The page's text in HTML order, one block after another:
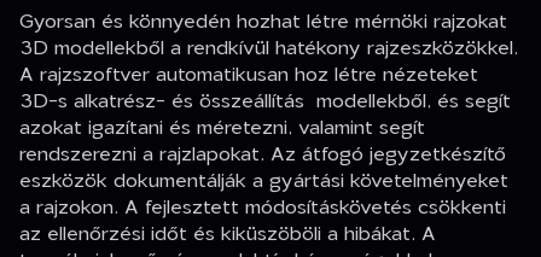
Gyorsan és könnyedén hozhat létre mérnöki rajzokat
3D modellekből a rendkívül hatékony rajzeszközökkel.
A rajzszoftver automatikusan hoz létre nézeteket
3D-s alkatrész- és összeállítás modellekből, és segít
azokat igazítani és méretezni, valamint segít
rendszerezni a rajzlapokat. Az átfogó jegyzetkészítő
eszközök dokumentálják a gyártási követelményeket
a rajzokon. A fejlesztett módosításkövetés csökkenti
az ellenőrzési időt és kiküszöböli a hibákat. A